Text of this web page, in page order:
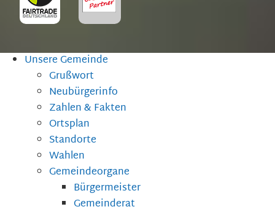
Unsere Gemeinde
Grußwort
Neubürgerinfo
Zahlen & Fakten
Ortsplan
Standorte
Wahlen
Gemeindeorgane
Bürgermeister
Gemeinderat